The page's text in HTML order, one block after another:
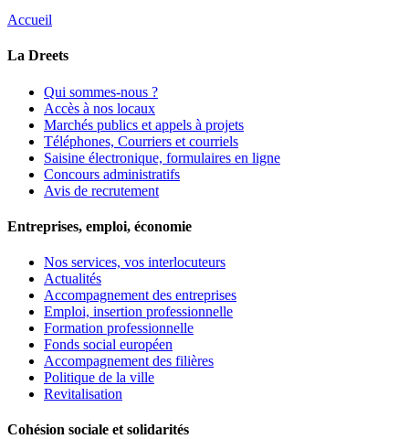
Accueil
La Dreets
Qui sommes-nous ?
Accès à nos locaux
Marchés publics et appels à projets
Téléphones, Courriers et courriels
Saisine électronique, formulaires en ligne
Concours administratifs
Avis de recrutement
Entreprises, emploi, économie
Nos services, vos interlocuteurs
Actualités
Accompagnement des entreprises
Emploi, insertion professionnelle
Formation professionnelle
Fonds social européen
Accompagnement des filières
Politique de la ville
Revitalisation
Cohésion sociale et solidarités